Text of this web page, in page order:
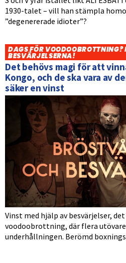
1930-talet – vill han stämpla
”degenererade idioter”?
DAGS FÖR VOODOOBROTTNING?
BESVÄRJELSERNA!
Det behövs magi för att
Kongo, och de ska vara av
säker en vinst
Vinst med hjälp av besvärjelser,
voodoobrottning, där flera
underhållningen. Berömd